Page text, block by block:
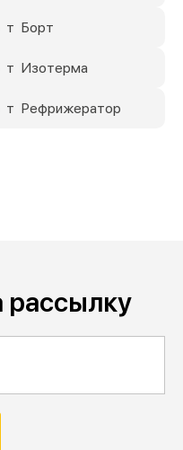
т Борт
т Изотерма
т Рефрижератор
рассылку